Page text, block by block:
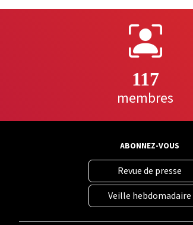
117
membres
ABONNEZ-VOUS
Revue de presse
Veille hebdomadaire